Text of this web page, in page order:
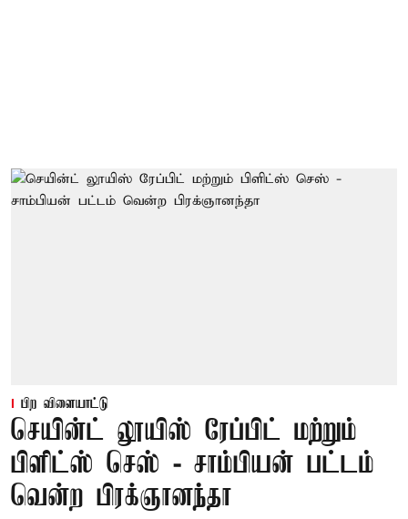
பிற விளையாட்டு
செயின்ட் லூயிஸ் ரேப்பிட் மற்றும்
பிளிட்ஸ் செஸ் - சாம்பியன் பட்டம்
வென்ற பிரக்ஞானந்தா